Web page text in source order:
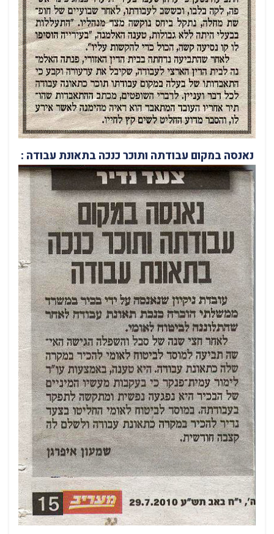
נאנסה במקום עבודתה ותוכר כנכה בתאונת עבודה :